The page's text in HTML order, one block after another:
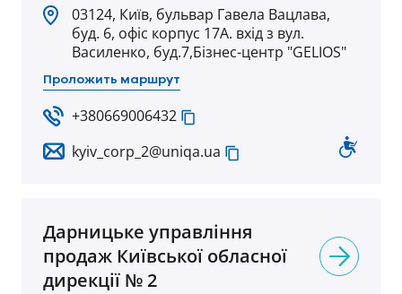
03124, Київ, бульвар Гавела Вацлава,
буд. 6, офіс корпус 17А. вхід з вул.
Василенко, буд.7,Бізнес-центр "GELIOS"
Проложить маршрут
+380669006432
kyiv_corp_2@uniqa.ua
Дарницьке управління
продаж Київської обласної
дирекції № 2